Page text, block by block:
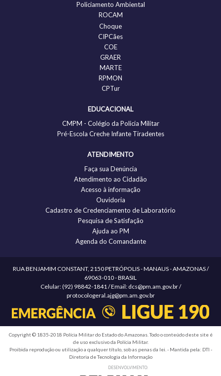
Policiamento Ambiental
ROCAM
Choque
CIPCães
COE
GRAER
MARTE
RPMON
CPTur
EDUCACIONAL
CMPM - Colégio da Policia Militar
Pré-Escola Creche Infante Tiradentes
ATENDIMENTO
Faça sua Denúncia
Atendimento ao Cidadão
Acesso à informação
Ouvidoria
Cadastro de Credenciamento de Laboratório
Pesquisa de Satisfação
Ajuda ao PM
Agenda do Comandante
RUA BENJAMIM CONSTANT, 2150 PETRÓPOLIS - MANAUS - AMAZONAS /
69063-010 - BRASIL
Celular: (92) 98842-1841 / Email: dcs@pm.am.gov.br /
protocologeral.ajg@pm.am.gov.br
Copyright © 1835-2018 Polícia Militar do Estado do Amazonas. Todo o conteúdo deste site é
de uso exclusivo da Polícia Militar.
Proibida reprodução ou utilização a qualquer título, sob as penas da lei. - Mantida pela: DTI -
Diretoria de Tecnologia da Informação